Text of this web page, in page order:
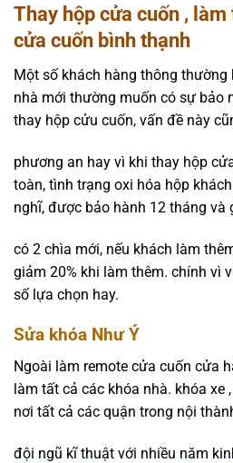
Thay hộp cửa cuốn ,
cửa cuốn bình thạnh
Một số khách hàng thông thường
nhà mới thường muốn có sự bảo
thay hộp cửu cuốn, vấn đề này
phương an hay vì khi thay hộp
toàn, tình trạng oxi hóa hộp
nghĩ, được bảo hành 12 tháng và
có 2 chìa mới, nếu khách làm
giảm 20% khi làm thêm. chính vì
số lựa chọn hay.
Sửa khóa Như Ý
Ngoài làm remote cửa cuốn cửa
làm tất cả các khóa nhà. khóa xe
nơi tất cả các quận trong nội
đội ngũ kĩ thuật với nhiều năm